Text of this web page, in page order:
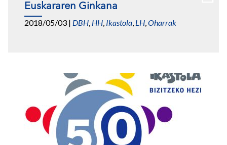
Euskararen Ginkana
2018/05/03 | DBH, HH, Ikastola, LH,Oharrak